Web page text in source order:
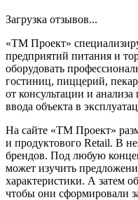
Загрузка отзывов...
«ТМ Проект»
предприятий питания и
оборудовать
гостиниц, пиццерий,
от консультации и
ввода объекта в
На сайте «ТМ Проект»
и продуктового Retail. В
брендов. Под любую
может изучить
характеристики. А затем
чтобы они сформировали